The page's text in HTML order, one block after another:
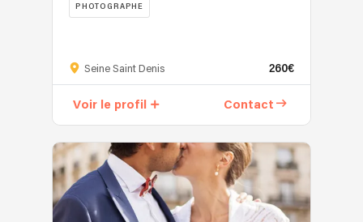
PHOTOGRAPHE
Seine Saint Denis 260€
Voir le profil Contact